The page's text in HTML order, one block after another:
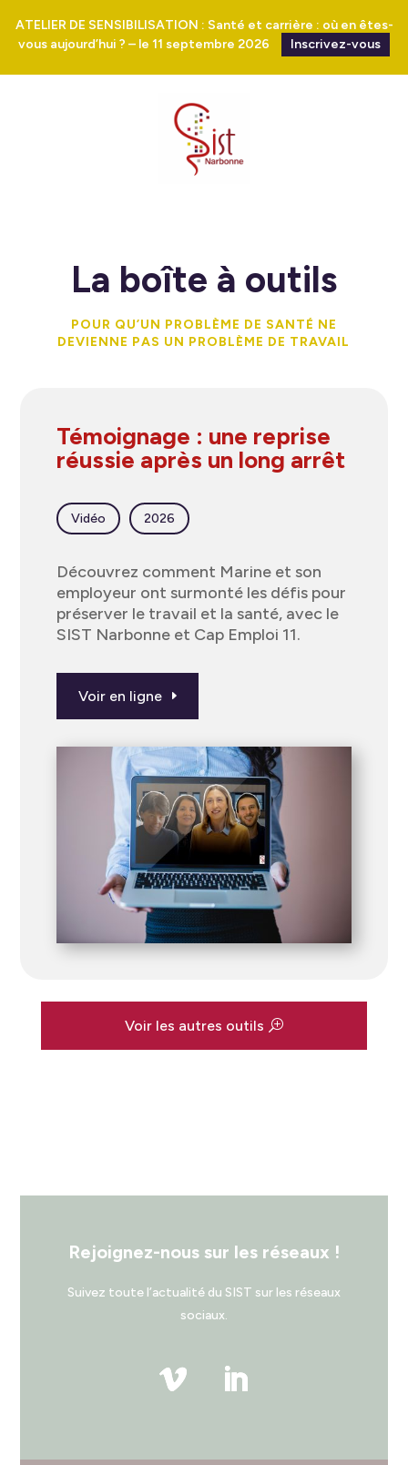
ATELIER DE SENSIBILISATION : Santé et carrière : où en êtes-
vous aujourd’hui ? – le 11 septembre 2026
Inscrivez-vous
La boîte à outils
POUR QU’UN PROBLÈME DE SANTÉ NE
DEVIENNE PAS UN PROBLÈME DE TRAVAIL
Témoignage : une reprise
réussie après un long arrêt
Vidéo 2026
Découvrez comment Marine et son
employeur ont surmonté les défis pour
préserver le travail et la santé, avec le
SIST Narbonne et Cap Emploi 11.
Voir en ligne
Voir les autres outils
Rejoignez-nous sur les réseaux !
Suivez toute l’actualité du SIST sur les réseaux
sociaux.